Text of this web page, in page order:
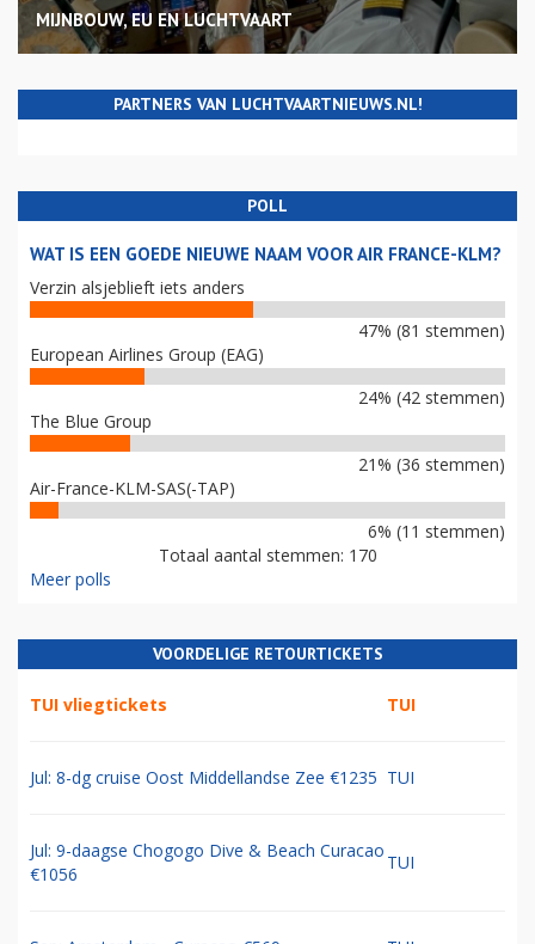
MIJNBOUW, EU EN LUCHTVAART
PARTNERS VAN LUCHTVAARTNIEUWS.NL!
POLL
WAT IS EEN GOEDE NIEUWE NAAM VOOR AIR FRANCE-KLM?
Verzin alsjeblieft iets anders
47% (81 stemmen)
European Airlines Group (EAG)
24% (42 stemmen)
The Blue Group
21% (36 stemmen)
Air-France-KLM-SAS(-TAP)
6% (11 stemmen)
Totaal aantal stemmen: 170
Meer polls
VOORDELIGE RETOURTICKETS
TUI vliegtickets TUI
Jul: 8-dg cruise Oost Middellandse Zee €1235 TUI
Jul: 9-daagse Chogogo Dive & Beach Curacao
€1056
TUI